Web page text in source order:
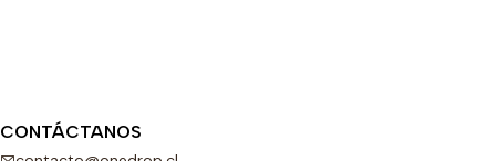
CONTÁCTANOS